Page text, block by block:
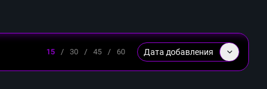
15 / 30 / 45 / 60 Дата добавления